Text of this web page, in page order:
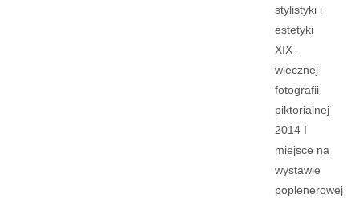
stylistyki i
estetyki
XIX-
wiecznej
fotografii
piktorialnej
2014 I
miejsce na
wystawie
poplenerowej